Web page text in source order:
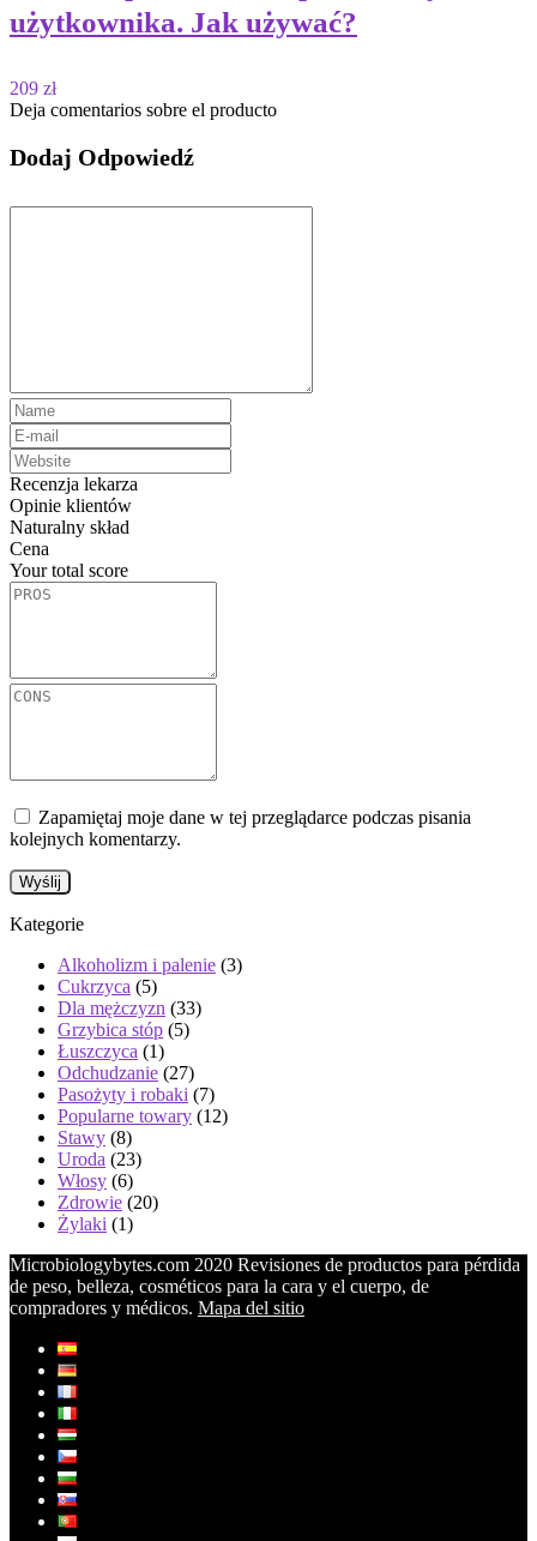
użytkownika. Jak używać?
209 zł
Deja comentarios sobre el producto
Dodaj Odpowiedź
Recenzja lekarza
Opinie klientów
Naturalny skład
Cena
Your total score
Zapamiętaj moje dane w tej przeglądarce podczas pisania
kolejnych komentarzy.
Kategorie
Alkoholizm i palenie (3)
Cukrzyca (5)
Dla mężczyzn (33)
Grzybica stóp (5)
Łuszczyca (1)
Odchudzanie (27)
Pasożyty i robaki (7)
Popularne towary (12)
Stawy (8)
Uroda (23)
Włosy (6)
Zdrowie (20)
Żylaki (1)
Microbiologybytes.com 2020 Revisiones de productos para pérdida
de peso, belleza, cosméticos para la cara y el cuerpo, de
compradores y médicos. Mapa del sitio